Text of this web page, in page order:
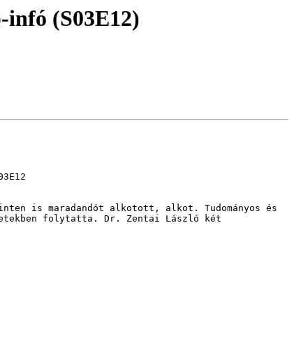
infó (S03E12)
is maradandót alkotott, alkot. Tudományos és
folytatta. Dr. Zentai László két